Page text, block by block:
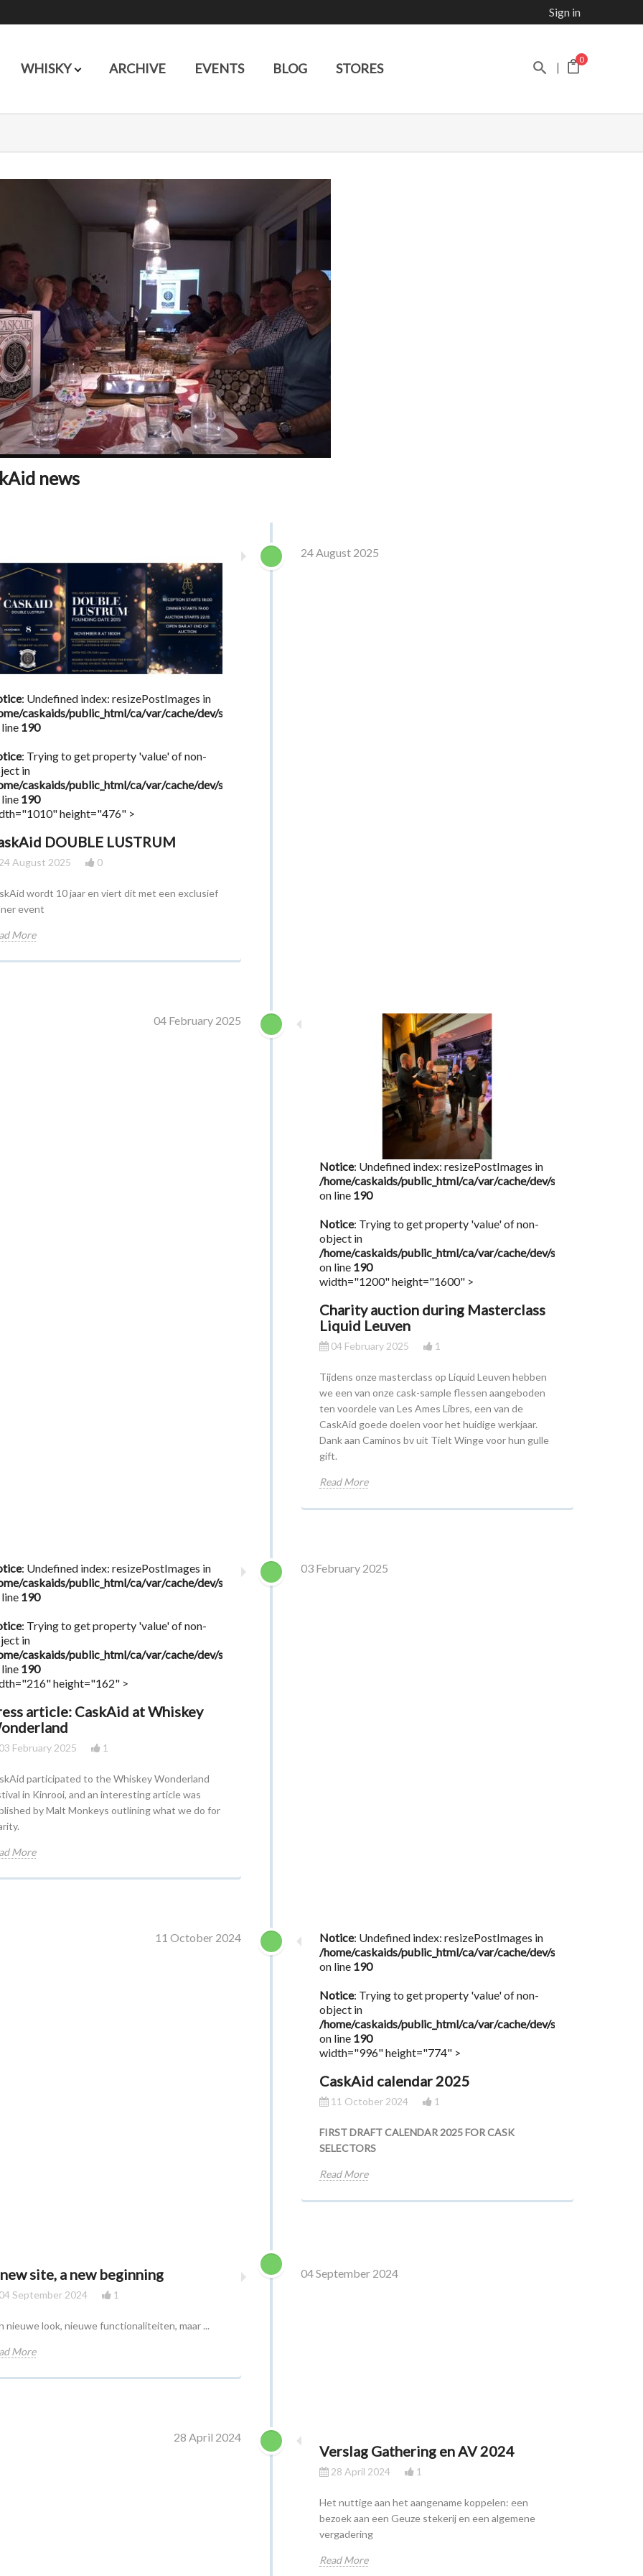
Sign in
0
WHISKY ARCHIVE EVENTS BLOG STORES
news
24 August 2025
: Undefined index: resizePostImages in
caskaids/public_html/ca/var/cache/dev/smarty/compile/ebusinesslayouts_layout_left_column_tpl/bd/05/e6/
190
: Trying to get property 'value' of non-
in
caskaids/public_html/ca/var/cache/dev/smarty/compile/ebusinesslayouts_layout_left_column_tpl/bd/05/e6/
190
height="476" >
DOUBLE LUSTRUM
24 August 2025 0
wordt 10 jaar en viert dit met een exclusief
event
More
04 February 2025
Notice: Undefined index: resizePostImages in
/home/caskaids/public_html/ca/var/cache/dev/smarty/compile/
on line 190
Notice: Trying to get property 'value' of non-
object in
/home/caskaids/public_html/ca/var/cache/dev/smarty/compile/
on line 190
width="1200" height="1600" >
Charity auction during Masterclass
Liquid Leuven
04 February 2025 1
Tijdens onze masterclass op Liquid Leuven hebben
we een van onze cask-sample flessen aangeboden
ten voordele van Les Ames Libres, een van de
CaskAid goede doelen voor het huidige werkjaar.
Dank aan Caminos bv uit Tielt Winge voor hun gulle
gift.
Read More
03 February 2025
: Undefined index: resizePostImages in
caskaids/public_html/ca/var/cache/dev/smarty/compile/ebusinesslayouts_layout_left_column_tpl/bd/05/e6/
190
: Trying to get property 'value' of non-
in
caskaids/public_html/ca/var/cache/dev/smarty/compile/ebusinesslayouts_layout_left_column_tpl/bd/05/e6/
190
height="162" >
article: CaskAid at Whiskey
03 February 2025 1
participated to the Whiskey Wonderland
in Kinrooi, and an interesting article was
by Malt Monkeys outlining what we do for
More
11 October 2024 Notice: Undefined index: resizePostImages in
/home/caskaids/public_html/ca/var/cache/dev/smarty/compile/
on line 190
Notice: Trying to get property 'value' of non-
object in
/home/caskaids/public_html/ca/var/cache/dev/smarty/compile/
on line 190
width="996" height="774" >
CaskAid calendar 2025
11 October 2024 1
FIRST DRAFT CALENDAR 2025 FOR CASK
SELECTORS
Read More
04 September 2024
site, a new beginning
04 September 2024 1
nieuwe look, nieuwe functionaliteiten, maar ...
More
28 April 2024
Verslag Gathering en AV 2024
28 April 2024 1
Het nuttige aan het aangename koppelen: een
bezoek aan een Geuze stekerij en een algemene
vergadering
Read More